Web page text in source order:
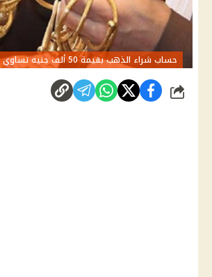
حساب شراء الذهب بقيمة 50 ألف جنيه تساوي كام جرام من عيار 21
شارك